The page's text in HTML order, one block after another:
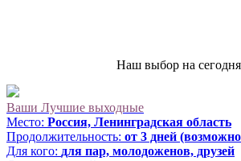
Наш выбор на
Ваши Лучшие выходные
Место: Россия, Ленинградская область
Продолжительность: от 3 дней
Для кого: для пар, молодоженов, друзей